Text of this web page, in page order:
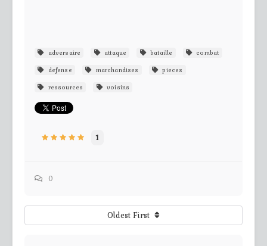
adversaire attaque bataille
combat
defense
marchandises
pieces
ressources
voisins
1
0
Oldest First